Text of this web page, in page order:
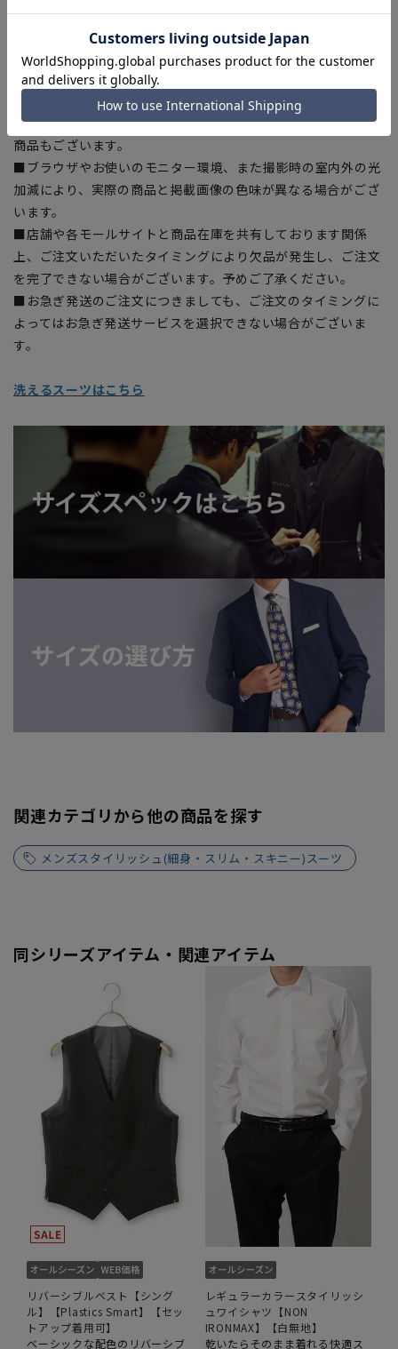
■ゆとり感には個人差があります。サイズ表を確認の上、ご購
入の目安としてご利用ください。
■生地や仕様・デザインにより、着用感や実際のサイズ表に若
干の誤差が生じる場合がございます。予めご了承ください。
■サイズスペックは仕上がりサイズを記載しております。一
部、商品現物におすすめサイズ(ヌードサイズ)を記載している
商品もございます。
■ブラウザやお使いのモニター環境、また撮影時の室内外の光
加減により、実際の商品と掲載画像の色味が異なる場合がござ
います。
■店舗や各モールサイトと商品在庫を共有しております関係
上、ご注文いただいたタイミングにより欠品が発生し、ご注文
を完了できない場合がございます。予めご了承ください。
■お急ぎ発送のご注文につきましても、ご注文のタイミングに
よってはお急ぎ発送サービスを選択できない場合がございま
す。
洗えるスーツはこちら
関連カテゴリから他の商品を探す
メンズスタイリッシュ(細身・スリム・スキニー)スーツ
同シリーズアイテム・関連アイテム
リバーシブルベスト【シング
ル】【Plastics Smart】【セッ
トアップ着用可】
ベーシックな配色のリバーシブ
レギュラーカラースタイリッシ
ュワイシャツ【NON
IRONMAX】【白無地】
乾いたらそのまま着れる快適ス